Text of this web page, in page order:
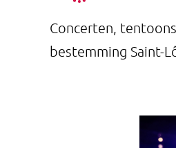
Concerten,
bestemming Saint-